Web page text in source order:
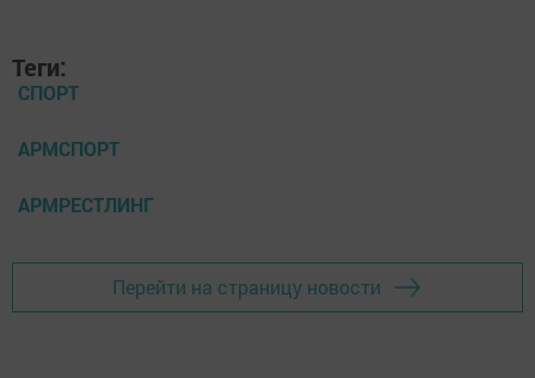
Теги:
СПОРТ
АРМСПОРТ
АРМРЕСТЛИНГ
Перейти на страницу новости